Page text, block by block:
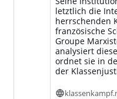
letztlich die
herrschenden
französische
Groupe
analysiert
ordnet sie in
der